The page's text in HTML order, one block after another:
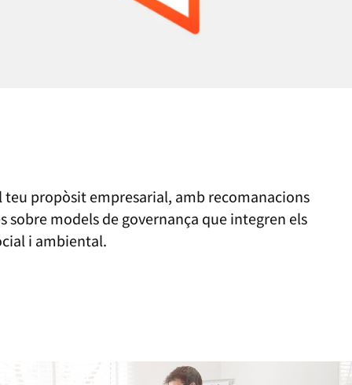
teu propòsit empresarial, amb recomanacions
sobre models de governança que integren els
i ambiental.